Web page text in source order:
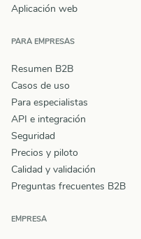
Aplicación web
PARA EMPRESAS
Resumen B2B
Casos de uso
Para especialistas
API e integración
Seguridad
Precios y piloto
Calidad y validación
Preguntas frecuentes B2B
EMPRESA